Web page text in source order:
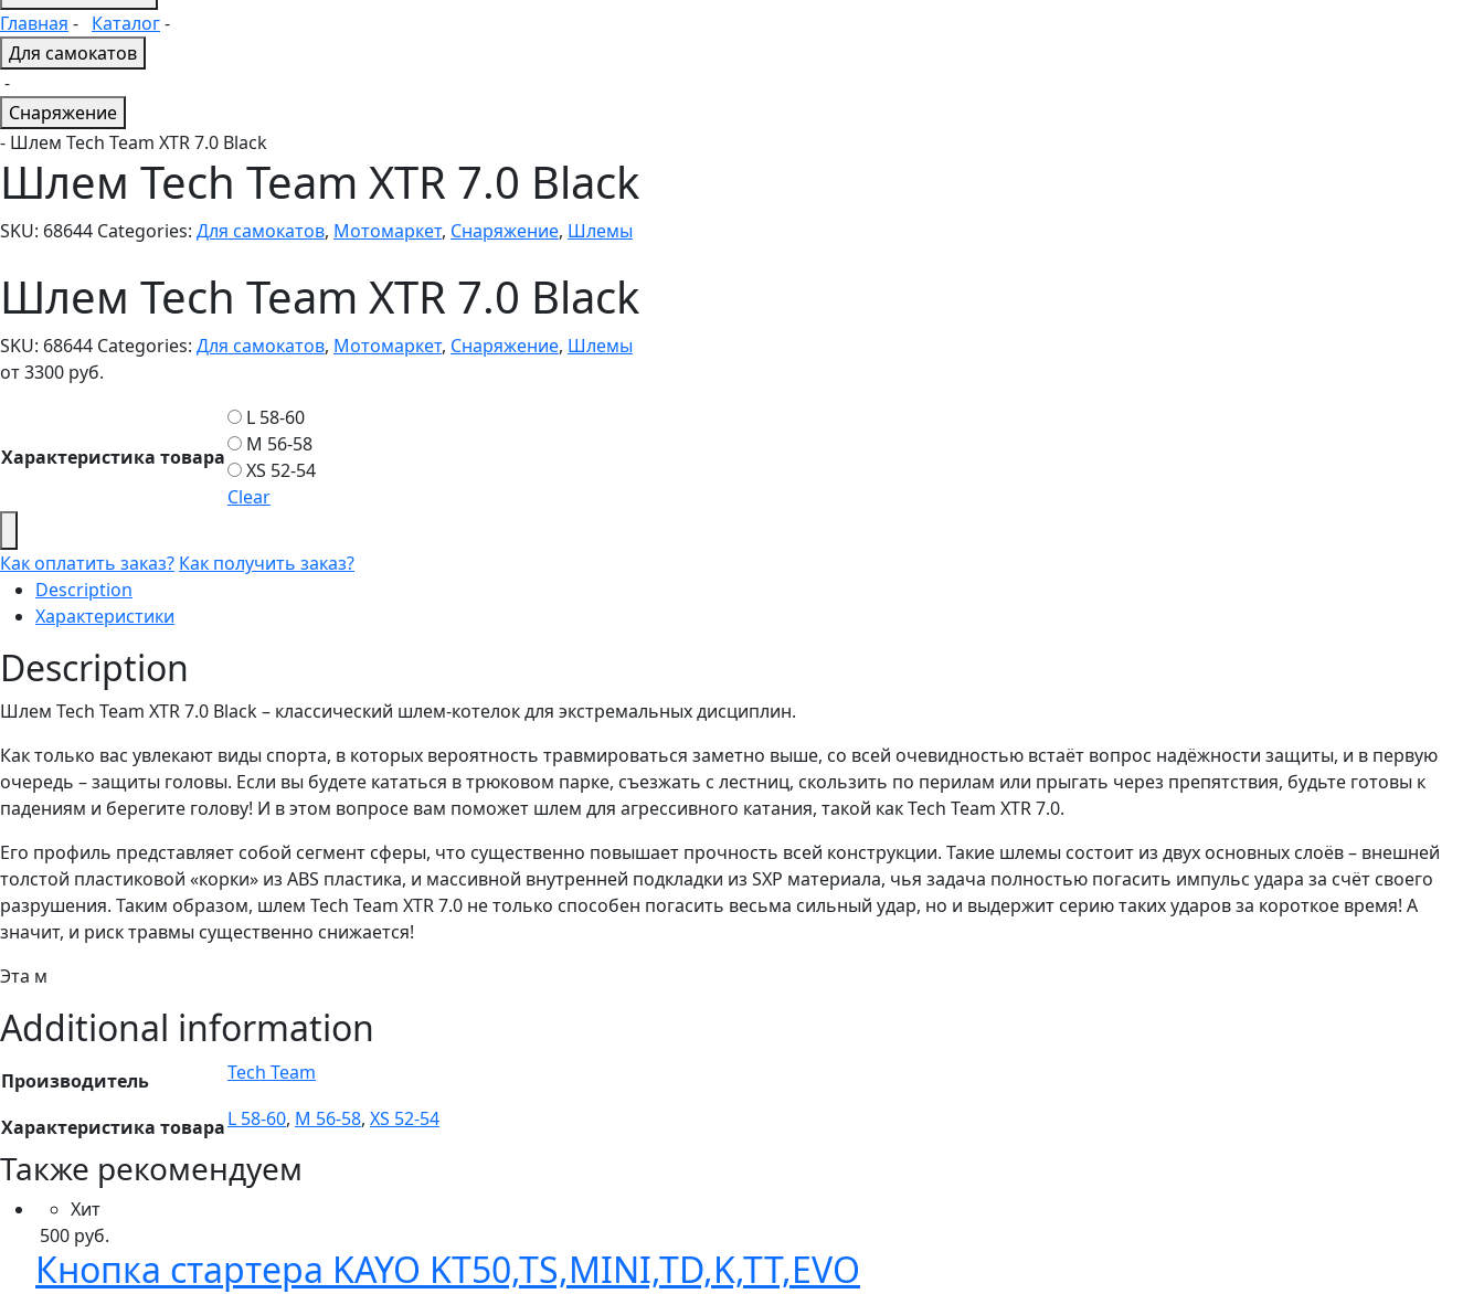
Главная - Каталог-
Для самокатов
-
Снаряжение
- Шлем Tech Team XTR 7.0 Black
Шлем Tech Team XTR 7.0 Black
SKU: 68644 Categories: Для самокатов, Мотомаркет, Снаряжение, Шлемы
Шлем Tech Team XTR 7.0 Black
SKU: 68644 Categories: Для самокатов, Мотомаркет, Снаряжение, Шлемы
от3300 руб.
Характеристика товара
L 58-60
M 56-58
XS 52-54
Clear
Как оплатить заказ? Как получить заказ?
Description
Характеристики
Description
Шлем Tech Team XTR 7.0 Black – классический шлем-котелок для экстремальных дисциплин.
Как только вас увлекают виды спорта, в которых вероятность травмироваться заметно выше, со всей очевидностью встаёт вопрос надёжности защиты, и в первую
очередь – защиты головы. Если вы будете кататься в трюковом парке, съезжать с лестниц, скользить по перилам или прыгать через препятствия, будьте готовы к
падениям и берегите голову! И в этом вопросе вам поможет шлем для агрессивного катания, такой как Tech Team XTR 7.0.
Его профиль представляет собой сегмент сферы, что существенно повышает прочность всей конструкции. Такие шлемы состоит из двух основных слоёв – внешней
толстой пластиковой «корки» из ABS пластика, и массивной внутренней подкладки из SXP материала, чья задача полностью погасить импульс удара за счёт своего
разрушения. Таким образом, шлем Tech Team XTR 7.0 не только способен погасить весьма сильный удар, но и выдержит серию таких ударов за короткое время! А
значит, и риск травмы существенно снижается!
Эта м
Additional information
Производитель Tech Team
Характеристика товараL 58-60, M 56-58, XS 52-54
Также рекомендуем
Хит
500 руб.
Кнопка стартера KAYO KT50,TS,MINI,TD,K,TT,EVO